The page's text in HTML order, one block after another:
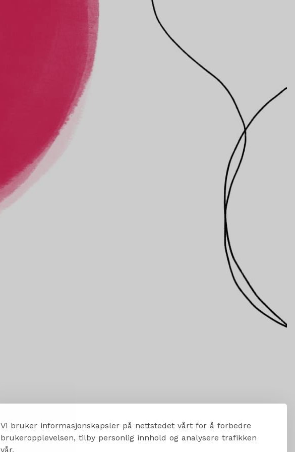
Vi bruker informasjonskapsler på nettstedet vårt for å forbedre
brukeropplevelsen, tilby personlig innhold og analysere trafikken
vår.